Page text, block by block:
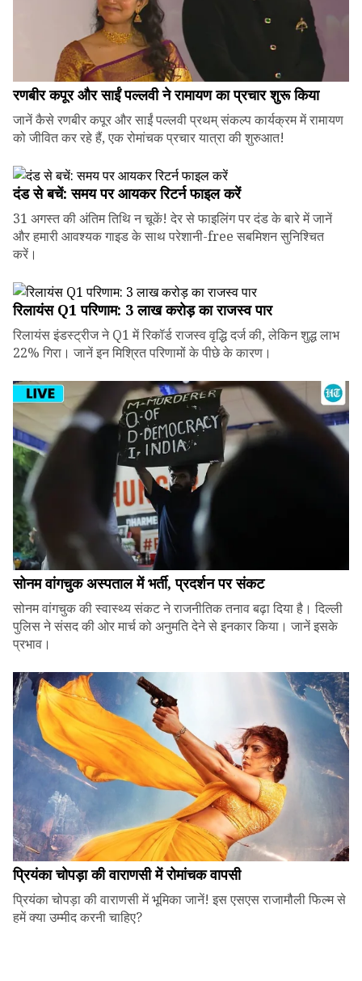
रणबीर कपूर और साईं पल्लवी ने रामायण का प्रचार शुरू किया
जानें कैसे रणबीर कपूर और साईं पल्लवी प्रथम् संकल्प कार्यक्रम में रामायण
को जीवित कर रहे हैं, एक रोमांचक प्रचार यात्रा की शुरुआत!
दंड से बचें: समय पर आयकर रिटर्न फाइल करें
31 अगस्त की अंतिम तिथि न चूकें! देर से फाइलिंग पर दंड के बारे में जानें
और हमारी आवश्यक गाइड के साथ परेशानी-free सबमिशन सुनिश्चित
करें।
रिलायंस Q1 परिणाम: ₹3 लाख करोड़ का राजस्व पार
रिलायंस इंडस्ट्रीज ने Q1 में रिकॉर्ड राजस्व वृद्धि दर्ज की, लेकिन शुद्ध लाभ
22% गिरा। जानें इन मिश्रित परिणामों के पीछे के कारण।
सोनम वांगचुक अस्पताल में भर्ती, प्रदर्शन पर संकट
सोनम वांगचुक की स्वास्थ्य संकट ने राजनीतिक तनाव बढ़ा दिया है। दिल्ली
पुलिस ने संसद की ओर मार्च को अनुमति देने से इनकार किया। जानें इसके
प्रभाव।
प्रियंका चोपड़ा की वाराणसी में रोमांचक वापसी
प्रियंका चोपड़ा की वाराणसी में भूमिका जानें! इस एसएस राजामौली फिल्म से
हमें क्या उम्मीद करनी चाहिए?